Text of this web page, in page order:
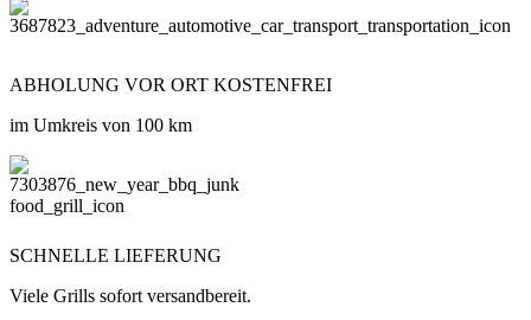
ABHOLUNG VOR ORT KOSTENFREI
im Umkreis von 100 km
SCHNELLE LIEFERUNG
Viele Grills sofort versandbereit.